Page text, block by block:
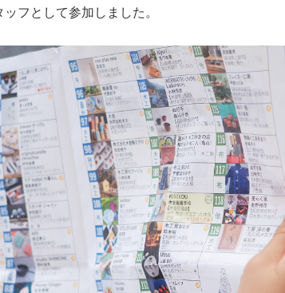
ッフとして参加しました。